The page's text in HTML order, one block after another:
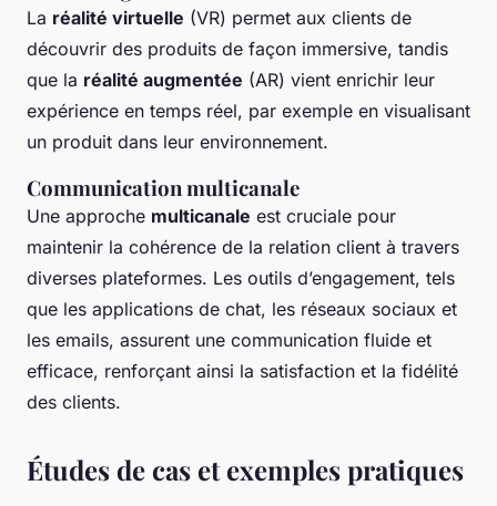
La réalité virtuelle (VR) permet aux clients de
découvrir des produits de façon immersive, tandis
que la réalité augmentée (AR) vient enrichir leur
expérience en temps réel, par exemple en visualisant
un produit dans leur environnement.
Communication multicanale
Une approche multicanale est cruciale pour
maintenir la cohérence de la relation client à travers
diverses plateformes. Les outils d’engagement, tels
que les applications de chat, les réseaux sociaux et
les emails, assurent une communication fluide et
efficace, renforçant ainsi la satisfaction et la fidélité
des clients.
Études de cas et exemples pratiques